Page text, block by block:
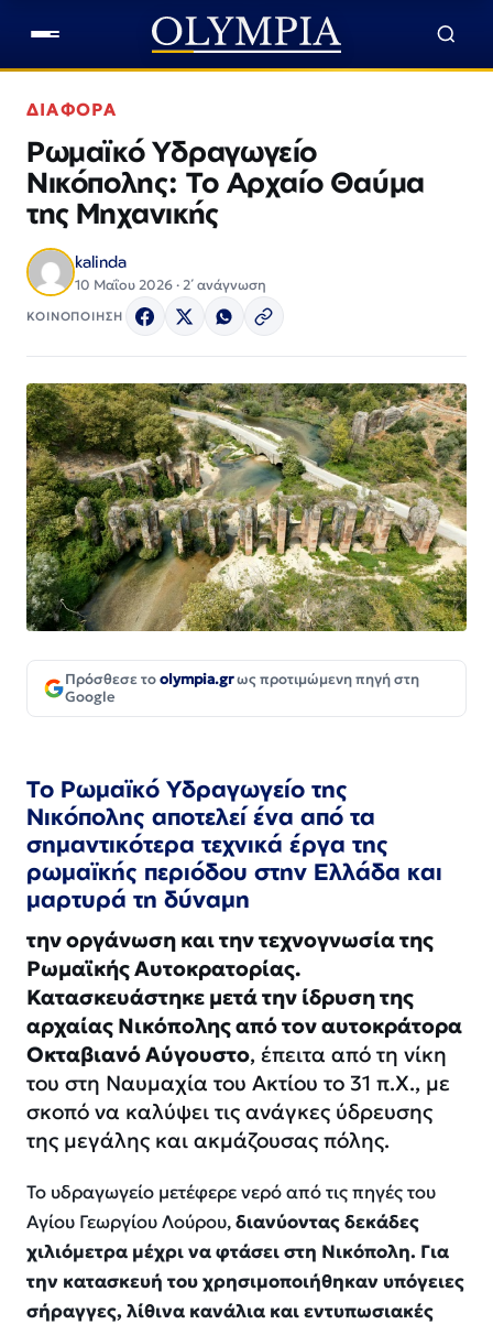
ΔΙΑΦΟΡΑ
Ρωμαϊκό Υδραγωγείο
Νικόπολης: Το Αρχαίο Θαύμα
της Μηχανικής
kalinda
10 Μαΐου 2026 · 2΄ ανάγνωση
ΚΟΙΝΟΠΟΙΗΣΗ
Πρόσθεσε τοolympia.grως προτιμώμενη πηγή στη
Google
Το Ρωμαϊκό Υδραγωγείο της
Νικόπολης αποτελεί ένα από τα
σημαντικότερα τεχνικά έργα της
ρωμαϊκής περιόδου στην Ελλάδα και
μαρτυρά τη δύναμη
την οργάνωση και την τεχνογνωσία της
Ρωμαϊκής Αυτοκρατορίας.
Κατασκευάστηκε μετά την ίδρυση της
αρχαίας Νικόπολης από τον αυτοκράτορα
Οκταβιανό Αύγουστο, έπειτα από τη νίκη
του στη Ναυμαχία του Ακτίου το 31 π.Χ., με
σκοπό να καλύψει τις ανάγκες ύδρευσης
της μεγάλης και ακμάζουσας πόλης.
Το υδραγωγείο μετέφερε νερό από τις πηγές του
Αγίου Γεωργίου Λούρου,διανύοντας δεκάδες
χιλιόμετρα μέχρι να φτάσει στη Νικόπολη. Για
την κατασκευή του χρησιμοποιήθηκαν υπόγειες
σήραγγες, λίθινα κανάλια και εντυπωσιακές